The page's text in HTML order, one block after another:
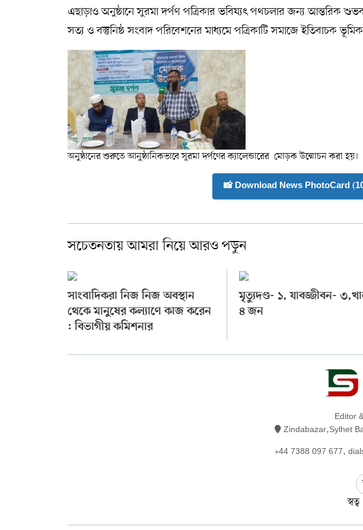
এছাড়াও অনুষ্ঠানে সুরমা দর্পণ পত্রিকার ভবিষ্যৎ পথচলার জন্য আন্তরিক
সত্য ও বস্তুনিষ্ঠ সংবাদ পরিবেশনের মাধ্যমে পত্রিকাটি সমাজে ইতিবাচক
অনুষ্ঠানের শুরুতে আনুষ্ঠানিকভাবে সুরমা দর্পণের ক্যালেন্ডারের মোড়ক উন্মোচন করা হয়।
📸 Download News PhotoCard
সচেতনতায় আমরা নিয়ে আরও পড়ুন
সাংবাদিকরা নিজ নিজ অবস্থান
থেকে মানুষের কল্যাণে কাজ করেন
: বিভাগীয় কমিশনার
মৃত্যুদণ্ড- ১, যাবজ্জীবন-
৪ জন
Editor
Zindabazar,Sylhet
+44 7388 097 677,